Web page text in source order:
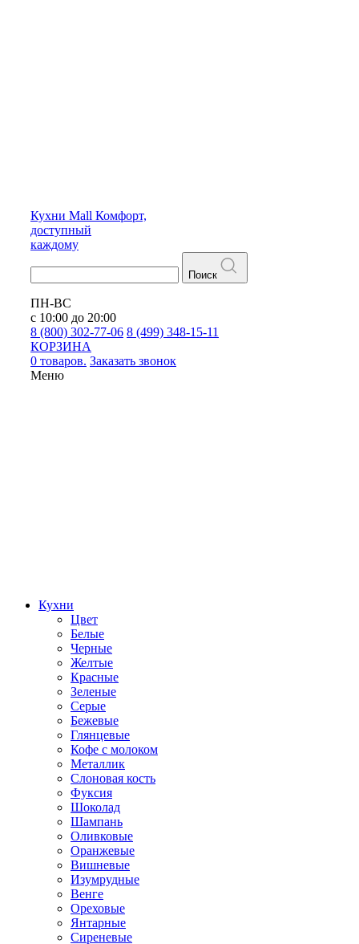
Кухни Mall Комфорт,
доступный
каждому
Поиск
ПН-ВС
с 10:00 до 20:00
8 (800) 302-77-06 8 (499) 348-15-11
КОРЗИНА
0 товаров. Заказать звонок
Меню
Кухни
Цвет
Белые
Черные
Желтые
Красные
Зеленые
Серые
Бежевые
Глянцевые
Кофе с молоком
Металлик
Слоновая кость
Фуксия
Шоколад
Шампань
Оливковые
Оранжевые
Вишневые
Изумрудные
Венге
Ореховые
Янтарные
Сиреневые